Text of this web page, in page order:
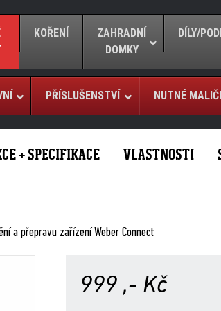
KOŘENÍ
ZAHRADNÍ
DOMKY
DÍLY/
PŘÍSLUŠENSTVÍ NUTNÉ
+ SPECIFIKACE VLASTNOSTI
a přepravu zařízení Weber Connect
999 ,- Kč